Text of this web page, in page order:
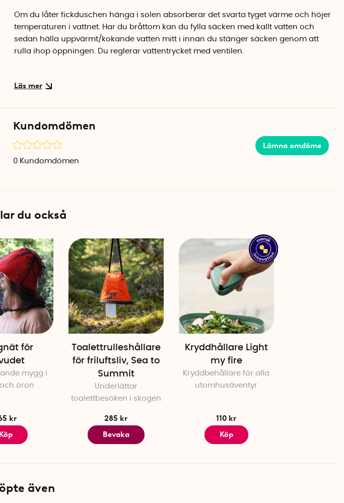
Om du låter fickduschen hänga i solen absorberar det svarta tyget värme och höjer
temperaturen i vattnet. Har du bråttom kan du fylla säcken med kallt vatten och
sedan hälla uppvärmt/kokande vatten mitt i innan du stänger säcken genom att
rulla ihop öppningen. Du reglerar vattentrycket med ventilen.
som extra packsäck.
Kundomdömen
Lämna omdöme
0 Kundomdömen
du också
för
mygg i
öron
kr
Köp
Toalettrulleshållare
för friluftsliv, Sea to
Summit
Underlättar
toalettbesöken i skogen
285 kr
Bevaka
Kryddhållare Light
my fire
Kryddbehållare för alla
utomhusäventyr
110 kr
Köp
även